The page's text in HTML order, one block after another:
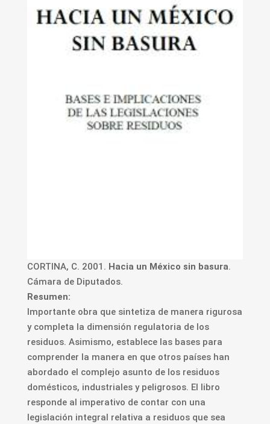
CORTINA, C. 2001. Hacia un México sin basura.
Cámara de Diputados.
Resumen:
Importante obra que sintetiza de manera rigurosa
y completa la dimensión regulatoria de los
residuos. Asimismo, establece las bases para
comprender la manera en que otros países han
abordado el complejo asunto de los residuos
domésticos, industriales y peligrosos. El libro
responde al imperativo de contar con una
legislación integral relativa a residuos que sea